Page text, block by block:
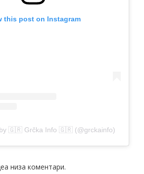
this post on Instagram
by 🇬🇷 Grčka Info 🇬🇷 (@grckainfo)
низа коментари.